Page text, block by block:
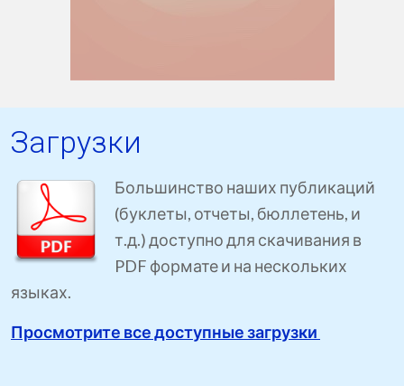
Загрузки
Большинство наших публикаций
(буклеты, отчеты, бюллетень, и
т.д.) доступно для скачивания в
PDF формате и на нескольких
языках.
Просмотрите все доступные загрузки